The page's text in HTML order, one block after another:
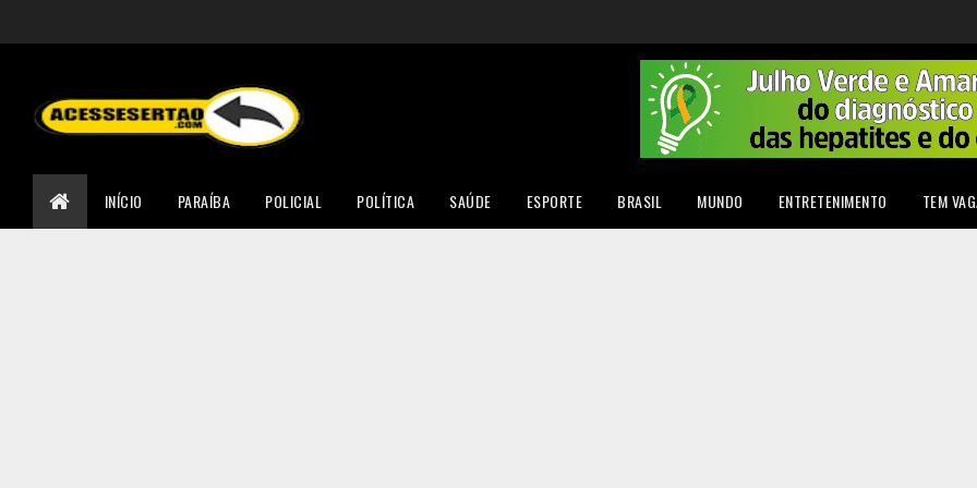
INÍCIO PARAÍBA POLICIAL POLÍTICA SAÚDE ESPORTE BRASIL MUNDO ENTRETENIMENTO TEM